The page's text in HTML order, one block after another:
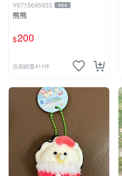
Y9715695933 484
熊熊
$200
近期銷量411件